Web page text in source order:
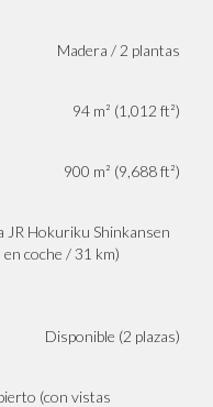
Madera / 2 plantas
94 m² (1,012 ft²)
900 m² (9,688 ft²)
JR Hokuriku Shinkansen
coche / 31 km)
Disponible (2 plazas)
(con vistas